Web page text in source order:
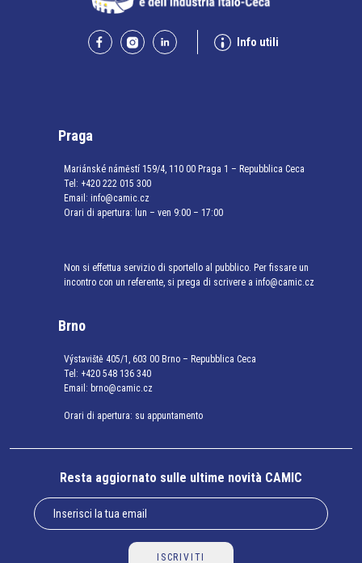
Info utili
Praga
Mariánské náměstí 159/4, 110 00 Praga 1 – Repubblica Ceca
Tel: +420 222 015 300
Email: info@camic.cz
Orari di apertura: lun – ven 9:00 – 17:00
Non si effettua servizio di sportello al pubblico. Per fissare un
incontro con un referente, si prega di scrivere a info@camic.cz
Brno
Výstaviště 405/1, 603 00 Brno – Repubblica Ceca
Tel: +420 548 136 340
Email: brno@camic.cz
Orari di apertura: su appuntamento
Resta aggiornato sulle ultime novità CAMIC
ISCRIVITI